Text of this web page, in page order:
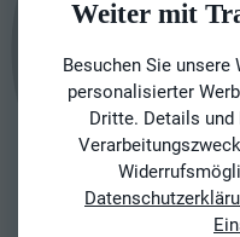
Weiter mit
Besuchen Sie
personalisierter
Dritte. Details